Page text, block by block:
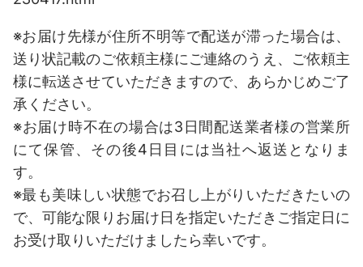
※お届け先様が住所不明等で配送が滞った場合は、
送り状記載のご依頼主様にご連絡のうえ、ご依頼主
様に転送させていただきますので、あらかじめご了
承ください。
※お届け時不在の場合は3日間配送業者様の営業所
にて保管、その後4日目には当社へ返送となりま
す。
※最も美味しい状態でお召し上がりいただきたいの
で、可能な限りお届け日を指定いただきご指定日に
お受け取りいただけましたら幸いです。